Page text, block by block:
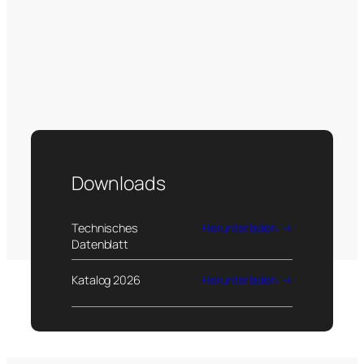
Downloads
Technisches
Datenblatt
Herunterladen
Katalog 2026 Herunterladen